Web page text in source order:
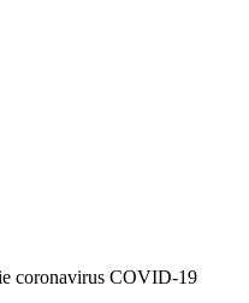
coronavirus COVID-19